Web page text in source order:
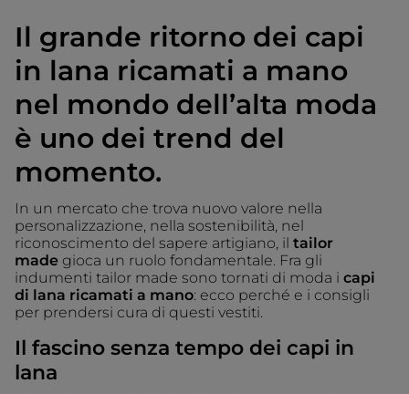
Il grande ritorno dei capi
in lana ricamati a mano
nel mondo dell’alta moda
è uno dei trend del
momento.
In un mercato che trova nuovo valore nella
personalizzazione, nella sostenibilità, nel
riconoscimento del sapere artigiano, il tailor
made gioca un ruolo fondamentale. Fra gli
indumenti tailor made sono tornati di moda i capi
di lana ricamati a mano: ecco perché e i consigli
per prendersi cura di questi vestiti.
Il fascino senza tempo dei capi in
lana